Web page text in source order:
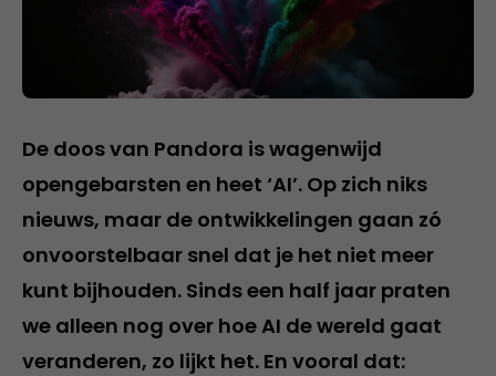
De doos van Pandora is wagenwijd
opengebarsten en heet ‘AI’. Op zich niks
nieuws, maar de ontwikkelingen gaan zó
onvoorstelbaar snel dat je het niet meer
kunt bijhouden. Sinds een half jaar praten
we alleen nog over hoe AI de wereld gaat
veranderen, zo lijkt het. En vooral dat: